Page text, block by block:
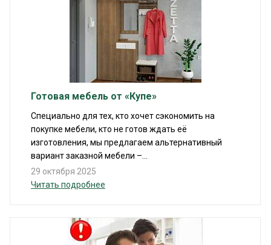
Готовая мебель от «Купе»
Специально для тех, кто хочет сэкономить на
покупке мебели, кто не готов ждать её
изготовления, мы предлагаем альтернативный
вариант заказной мебели –...
29 октября 2025
Читать подробнее